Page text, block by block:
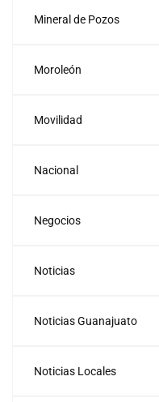
Mineral de Pozos
Moroleón
Movilidad
Nacional
Negocios
Noticias
Noticias Guanajuato
Noticias Locales